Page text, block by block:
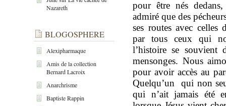
Nazareth
BLOGOSPHERE
Alexipharmaque
Amis de la collection
Bernard Lacroix
Anarchrisme
Baptiste Rappin
pour être nés
admiré que des
ses routes avec celles
par tous ceux qui
l’histoire se souvient
mensonges. Nous
pour avoir accès au
Quelqu’un qui non
qui n’ait jamais été